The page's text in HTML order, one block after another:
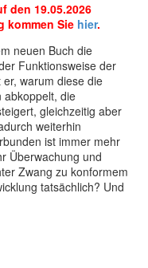
den 19.05.2026
kommen Sie hier.
neuen Buch die
Funktionsweise der
warum diese die
abkoppelt, die
gleichzeitig aber
weiterhin
ist immer mehr
Überwachung und
Zwang zu konformem
tatsächlich? Und